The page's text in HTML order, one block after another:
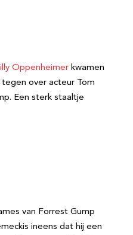
Oppenheimer kwamen
over acteur Tom
Een sterk staaltje
van Forrest Gump
ineens dat hij een